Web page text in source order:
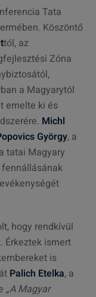
Tata
Köszöntő
tól, az
Zóna
a Magyarytól
emelte ki és
Michl
György, a
tatai Magyary
hogy rendkívül
Érkeztek ismert
is
Palich Etelka, a
„A Magyar